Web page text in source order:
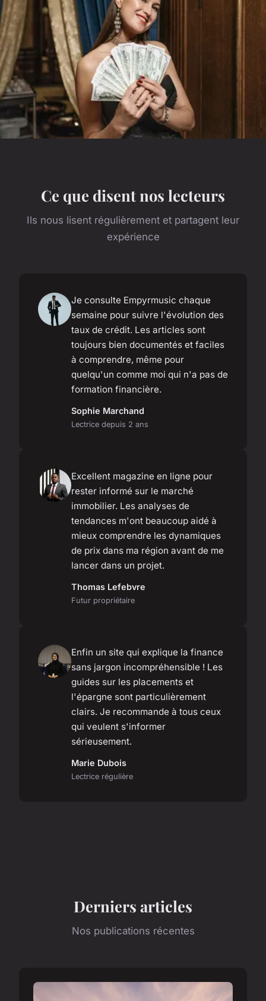
Ce que disent nos lecteurs
Ils nous lisent régulièrement et partagent leur
expérience
Je consulte Empyrmusic chaque
semaine pour suivre l'évolution des
taux de crédit. Les articles sont
toujours bien documentés et faciles
à comprendre, même pour
quelqu'un comme moi qui n'a pas de
formation financière.
Sophie Marchand
Lectrice depuis 2 ans
Excellent magazine en ligne pour
rester informé sur le marché
immobilier. Les analyses de
tendances m'ont beaucoup aidé à
mieux comprendre les dynamiques
de prix dans ma région avant de me
lancer dans un projet.
Thomas Lefebvre
Futur propriétaire
Enfin un site qui explique la finance
sans jargon incompréhensible ! Les
guides sur les placements et
l'épargne sont particulièrement
clairs. Je recommande à tous ceux
qui veulent s'informer
sérieusement.
Marie Dubois
Lectrice régulière
Derniers articles
Nos publications récentes